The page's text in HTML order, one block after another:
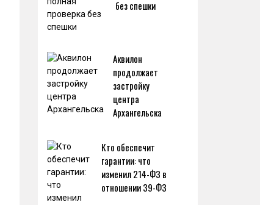
без спешки
Аквилон
продолжает
застройку
центра
Архангельска
Кто обеспечит
гарантии: что
изменил 214-ФЗ в
отношении 39-ФЗ